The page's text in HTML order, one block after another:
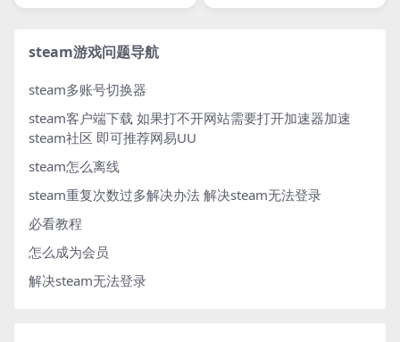
steam游戏问题导航
steam多账号切换器
steam客户端下载 如果打不开网站需要打开加速器加速
steam社区 即可推荐网易UU
steam怎么离线
steam重复次数过多解决办法 解决steam无法登录
必看教程
怎么成为会员
解决steam无法登录